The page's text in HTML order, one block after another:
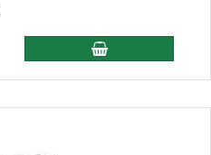
In den